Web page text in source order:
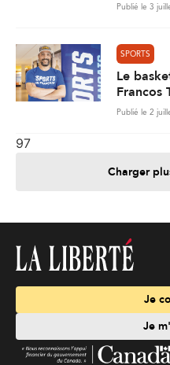
Publié le 3
SPORTS
Le
Francos
Publié le 2
97
Charger
Je
Je